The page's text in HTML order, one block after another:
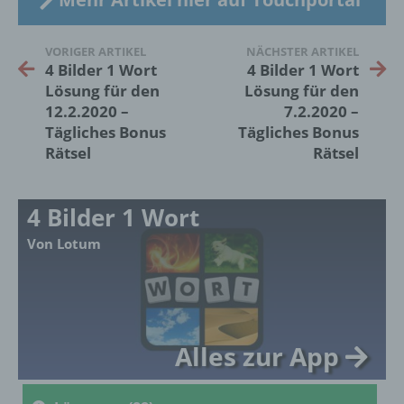
VORIGER ARTIKEL
4 Bilder 1 Wort
Lösung für den
12.2.2020 –
Tägliches Bonus
Rätsel
NÄCHSTER ARTIKEL
4 Bilder 1 Wort
Lösung für den
7.2.2020 –
Tägliches Bonus
Rätsel
4 Bilder 1 Wort
Von Lotum
Alles zur App
Kennung wie einem Namen, zu einer
Kennnummer, zu Standortdaten, zu einer
Online-Kennung oder zu einem oder
mehreren besonderen Merkmalen, die
Ausdruck der physischen, physiologischen,
genetischen, psychischen, wirtschaftlichen,
kulturellen oder sozialen Identität dieser
natürlichen Person sind, identifiziert werden
kann.
b) betroffene Person
Betroffene Person ist jede identifizierte oder
identifizierbare natürliche Person, deren
personenbezogene Daten von dem für die
Verarbeitung Verantwortlichen verarbeitet